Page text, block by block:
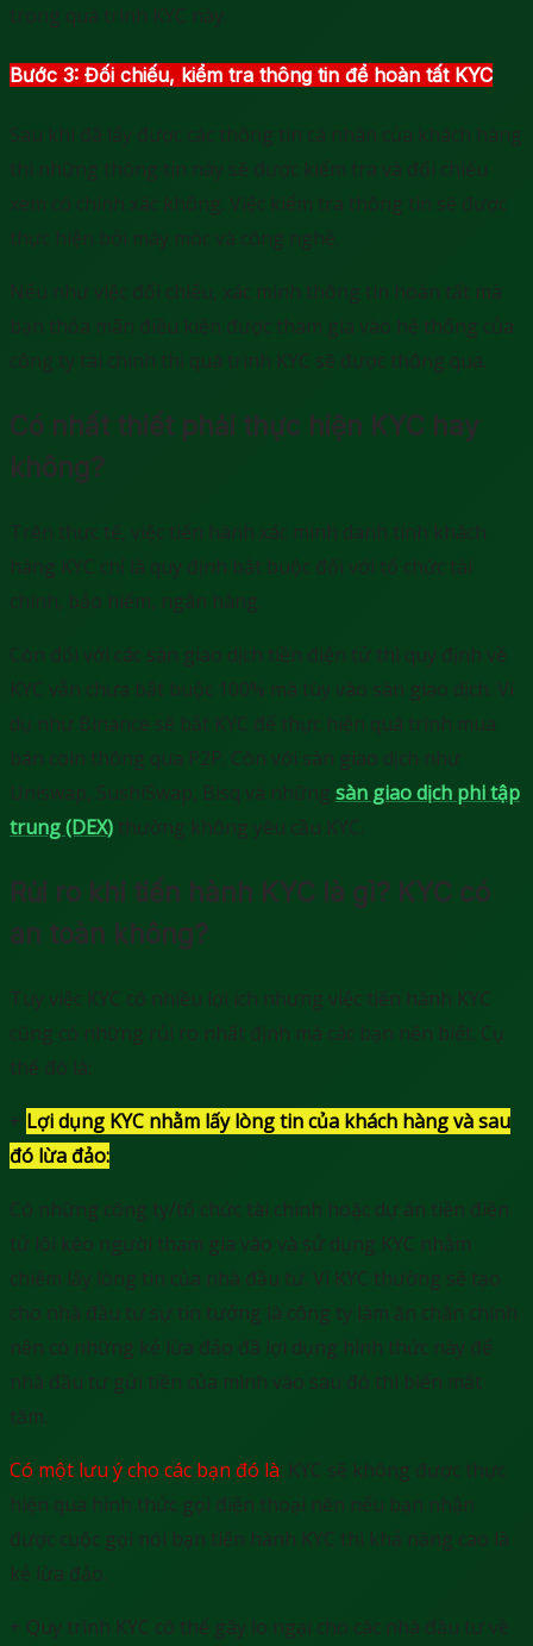
trong quá trình KYC này.
Bước 3: Đối chiếu, kiểm tra thông tin để hoàn tất KYC
Sau khi đã lấy được các thông tin cá nhân của khách hàng
thì những thông tin này sẽ được kiểm tra và đối chiếu
xem có chính xác không. Việc kiểm tra thông tin sẽ được
thực hiện bởi máy móc và công nghệ.
Nếu như việc đối chiếu, xác minh thông tin hoàn tất mà
bạn thỏa mãn điều kiện được tham gia vào hệ thống của
công ty tài chính thì quá trình KYC sẽ được thông qua.
Có nhất thiết phải thực hiện KYC hay
không?
Trên thực tế, việc tiến hành xác minh danh tính khách
hàng KYC chỉ là quy định bắt buộc đối với tổ chức tài
chính, bảo hiểm, ngân hàng.
Còn đối với các sàn giao dịch tiền điện tử thì quy định về
KYC vẫn chưa bắt buộc 100% mà tùy vào sàn giao dịch. Ví
dụ như Binance sẽ bắt KYC để thực hiện quá trình mua
bán coin thông qua P2P. Còn với sàn giao dịch như
Uniswap, SushiSwap, Bisq và những sàn giao dịch phi tập
trung (DEX) thường không yêu cầu KYC.
Rủi ro khi tiến hành KYC là gì? KYC có
an toàn không?
Tuy việc KYC có nhiều lợi ích nhưng việc tiến hành KYC
cũng có những rủi ro nhất định mà các bạn nên biết. Cụ
thể đó là:
+ Lợi dụng KYC nhằm lấy lòng tin của khách hàng và sau
đó lừa đảo:
Có những công ty/tổ chức tài chính hoặc dự án tiền điện
tử lôi kéo người tham gia vào và sử dụng KYC nhằm
chiếm lấy lòng tin của nhà đầu tư. Vì KYC thường sẽ tạo
cho nhà đầu tư sự tin tưởng là công ty làm ăn chân chính
nên có những kẻ lừa đảo đã lợi dụng hình thức này để
nhà đầu tư gửi tiền của mình vào sau đó thì biến mất
tăm.
Có một lưu ý cho các bạn đó là: KYC sẽ không được thực
hiện qua hình thức gọi điện thoại nên nếu bạn nhận
được cuộc gọi nói bạn tiến hành KYC thì khả năng cao là
kẻ lừa đảo.
+ Quy trình KYC có thể gây lo ngại cho các nhà đầu tư về